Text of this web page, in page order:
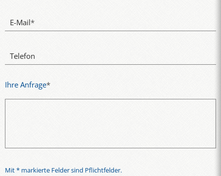
E-Mail*
Telefon
Ihre Anfrage*
Mit * markierte Felder sind Pflichtfelder.